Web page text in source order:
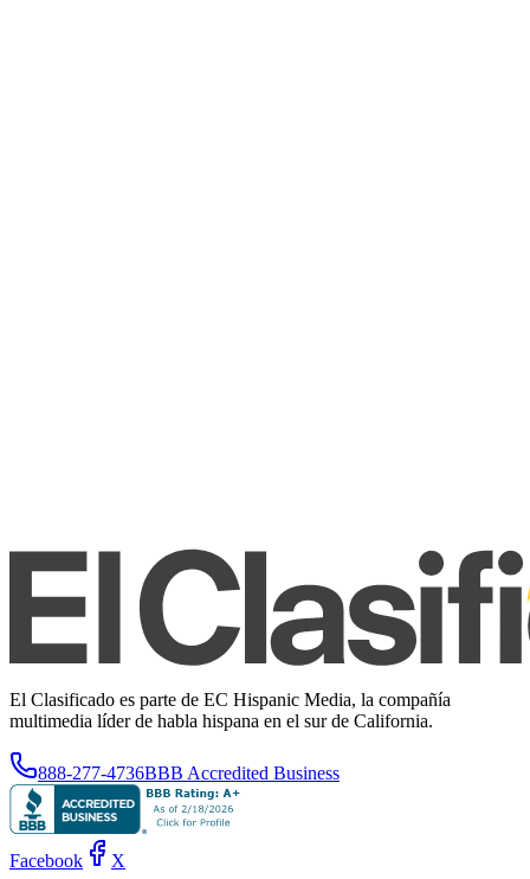
El Clasificado es parte de EC Hispanic Media, la compañía
multimedia líder de habla hispana en el sur de California.
888-277-4736BBB Accredited Business
Facebook X